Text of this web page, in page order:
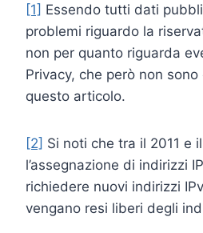
[1] Essendo tutti dati
problemi riguardo la
non per quanto riguarda
Privacy, che però non
questo articolo.
[2] Si noti che tra il 2011 e
l’assegnazione di indirizzi
richiedere nuovi indirizzi
vengano resi liberi degli